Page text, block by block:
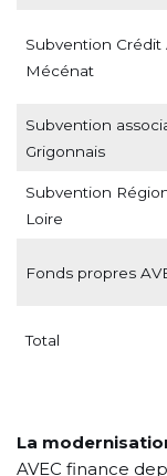
Subvention Crédit
Mécénat
Subvention
Grigonnais
Subvention
Loire
Fonds propres
Total
La
AVEC finance